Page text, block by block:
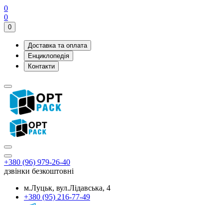
0
0
0
Доставка та оплата
Енциклопедія
Контакти
+380 (96) 979-26-40
дзвінки безкоштовні
м.Луцьк, вул.Лідавська, 4
+380 (95) 216-77-49